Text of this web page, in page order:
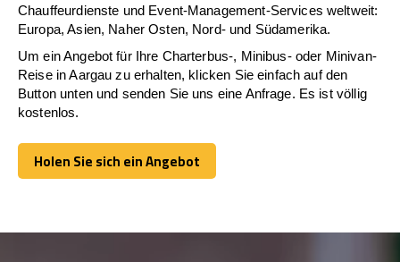
Chauffeurdienste und Event-Management-Services weltweit:
Europa, Asien, Naher Osten, Nord- und Südamerika.
Um ein Angebot für Ihre Charterbus-, Minibus- oder Minivan-
Reise in Aargau zu erhalten, klicken Sie einfach auf den
Button unten und senden Sie uns eine Anfrage. Es ist völlig
kostenlos.
Holen Sie sich ein Angebot
Holen Sie sich ein Angebot